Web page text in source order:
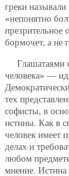
греки
«непонятно
презрительное
бормочет, а не
Глашатаями
человека» —
тех
софисты, в
истины. Как в
человек имеет
делах и
любом
мнение.